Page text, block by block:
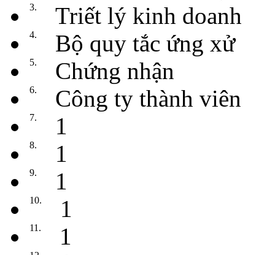
3. Triết lý kinh doanh
4. Bộ quy tắc ứng xử
5. Chứng nhận
6. Công ty thành viên
7. 1
8. 1
9. 1
10. 1
11. 1